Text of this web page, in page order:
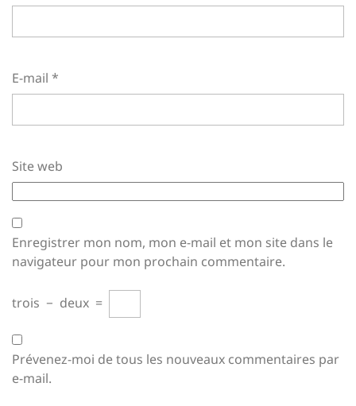
E-mail *
Site web
Enregistrer mon nom, mon e-mail et mon site dans le
navigateur pour mon prochain commentaire.
trois − deux =
Prévenez-moi de tous les nouveaux commentaires par
e-mail.